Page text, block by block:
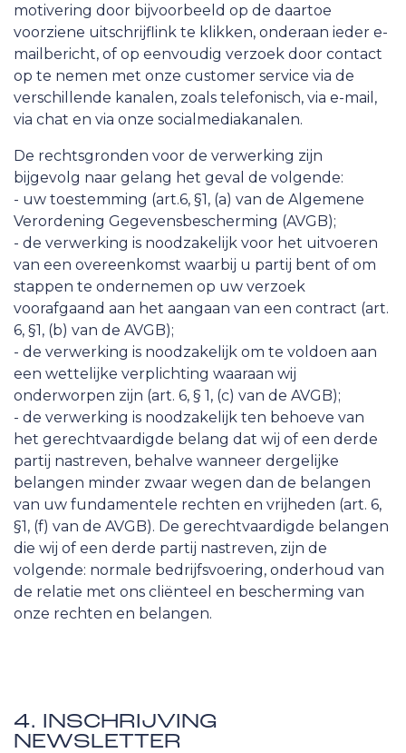
motivering door bijvoorbeeld op de daartoe
voorziene uitschrijflink te klikken, onderaan ieder e-
mailbericht, of op eenvoudig verzoek door contact
op te nemen met onze customer service via de
verschillende kanalen, zoals telefonisch, via e-mail,
via chat en via onze socialmediakanalen.
De rechtsgronden voor de verwerking zijn
bijgevolg naar gelang het geval de volgende:
- uw toestemming (art.6, §1, (a) van de Algemene
Verordening Gegevensbescherming (AVGB);
- de verwerking is noodzakelijk voor het uitvoeren
van een overeenkomst waarbij u partij bent of om
stappen te ondernemen op uw verzoek
voorafgaand aan het aangaan van een contract (art.
6, §1, (b) van de AVGB);
- de verwerking is noodzakelijk om te voldoen aan
een wettelijke verplichting waaraan wij
onderworpen zijn (art. 6, § 1, (c) van de AVGB);
- de verwerking is noodzakelijk ten behoeve van
het gerechtvaardigde belang dat wij of een derde
partij nastreven, behalve wanneer dergelijke
belangen minder zwaar wegen dan de belangen
van uw fundamentele rechten en vrijheden (art. 6,
§1, (f) van de AVGB). De gerechtvaardigde belangen
die wij of een derde partij nastreven, zijn de
volgende: normale bedrijfsvoering, onderhoud van
de relatie met ons cliënteel en bescherming van
onze rechten en belangen.
4. INSCHRIJVING
NEWSLETTER